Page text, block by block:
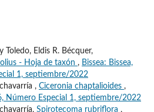
Toledo, Eldis R. Bécquer,
- Hoja de taxón , Bissea: Bissea,
1, septiembre/2022
, Ciceronia chaptalioides ,
Número Especial 1, septiembre/2022
Spirotecoma rubriflora ,